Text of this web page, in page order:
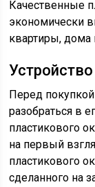
Качественные
экономически
квартиры, дома
Перед
разобраться в
пластикового
на первый
пластикового
сделанного на